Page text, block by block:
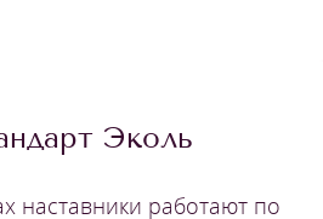
Эколь
наставники работают по